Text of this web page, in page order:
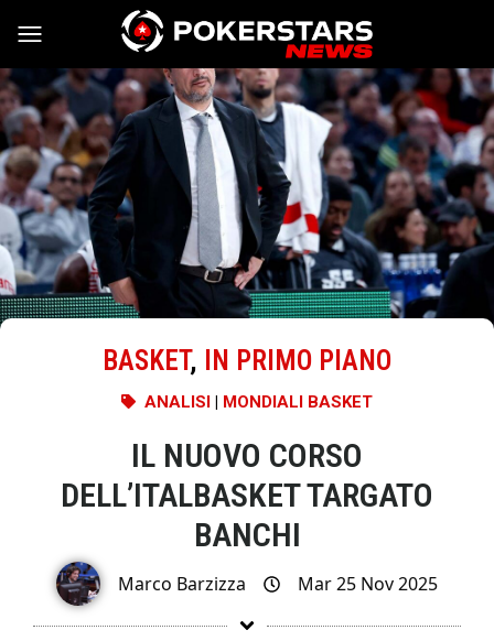
Vai al contenuto
BASKET, IN PRIMO PIANO
ANALISI | MONDIALI BASKET
IL NUOVO CORSO
DELL’ITALBASKET TARGATO
BANCHI
Marco Barzizza Mar 25 Nov 2025